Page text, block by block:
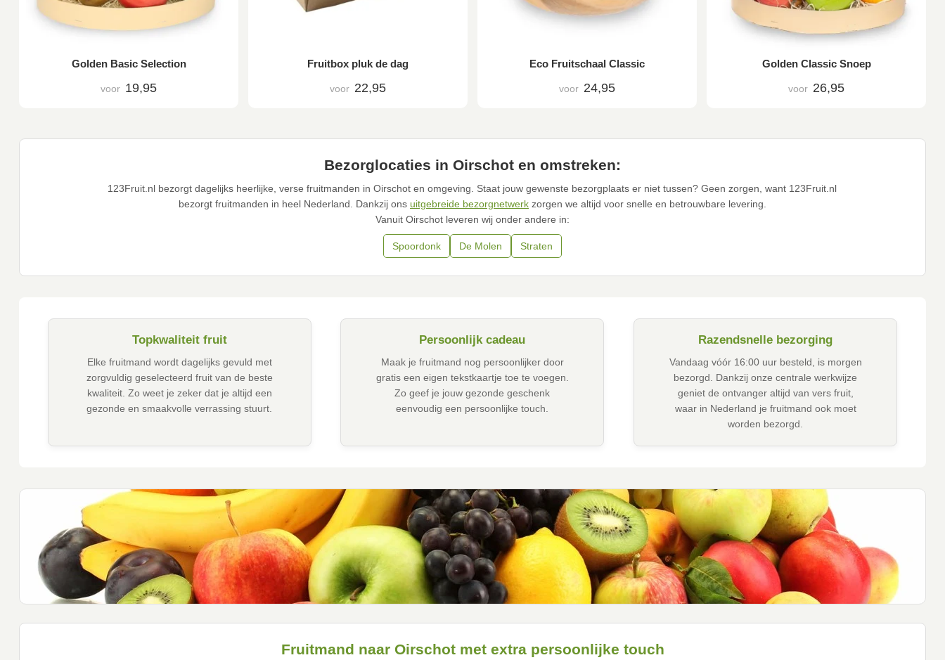
Golden Basic Selection
voor 19,95
Fruitbox pluk de dag
voor 22,95
Eco Fruitschaal Classic
voor 24,95
Golden Classic Snoep
voor 26,95
Bezorglocaties in Oirschot en omstreken:
123Fruit.nl bezorgt dagelijks heerlijke, verse fruitmanden in Oirschot en omgeving. Staat jouw gewenste bezorgplaats er niet tussen? Geen zorgen, want 123Fruit.nl
bezorgt fruitmanden in heel Nederland. Dankzij ons uitgebreide bezorgnetwerkzorgen we altijd voor snelle en betrouwbare levering.
Vanuit Oirschot leveren wij onder andere in:
Spoordonk De Molen Straten
Topkwaliteit fruit
Elke fruitmand wordt dagelijks gevuld met
zorgvuldig geselecteerd fruit van de beste
kwaliteit. Zo weet je zeker dat je altijd een
gezonde en smaakvolle verrassing stuurt.
Persoonlijk cadeau
Maak je fruitmand nog persoonlijker door
gratis een eigen tekstkaartje toe te voegen.
Zo geef je jouw gezonde geschenk
eenvoudig een persoonlijke touch.
Razendsnelle bezorging
Vandaag vóór 16:00 uur besteld, is morgen
bezorgd. Dankzij onze centrale werkwijze
geniet de ontvanger altijd van vers fruit,
waar in Nederland je fruitmand ook moet
worden bezorgd.
Fruitmand naar Oirschot met extra persoonlijke touch